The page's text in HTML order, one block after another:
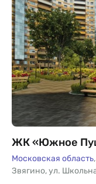
ЖК «Южное
Московская область,
Звягино,ул.